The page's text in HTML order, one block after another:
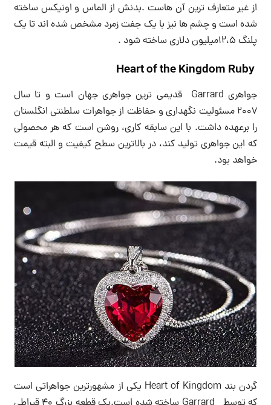
از غیر متعارف ترین آن هاست .بدنش از الماس و اونیکس ساخته
شده است و چشم ها نیز با یک جفت زمرد مشخص شده اند تا یک
پلنگ ۱۲،۵میلیون دلاری ساخته شود .
جواهری Garrard قدیمی ترین جواهری جهان است و تا سال
۲۰۰۷ مسئولیت نگهداری و حفاظت از جواهرات سلطنتی انگلستان
را برعهده داشت. با این سابقه کاری، روشن است که هر محصولی
که این جواهری تولید کند، در بالاترین سطح کیفیت و البته قیمت
خواهد بود.
گردن بند Heart of Kingdom یکی از مشهورترین جواهراتی است